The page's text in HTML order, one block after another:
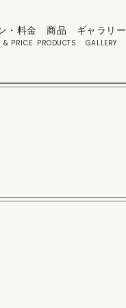
・料金
& PRICE
商品
PRODUCTS
ギャラリー
GALLERY